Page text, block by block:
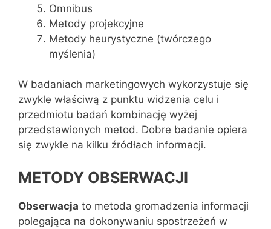
Omnibus
Metody projekcyjne
Metody heurystyczne (twórczego
myślenia)
W badaniach marketingowych wykorzystuje się
zwykle właściwą z punktu widzenia celu i
przedmiotu badań kombinację wyżej
przedstawionych metod. Dobre badanie opiera
się zwykle na kilku źródłach informacji.
METODY OBSERWACJI
Obserwacja to metoda gromadzenia informacji
polegająca na dokonywaniu spostrzeżeń w